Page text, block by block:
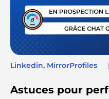
Linkedin, MirrorProfiles |
Astuces pour